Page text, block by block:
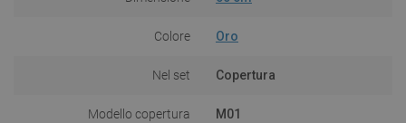
Colore Oro
Nel set Copertura
Modello copertura M01